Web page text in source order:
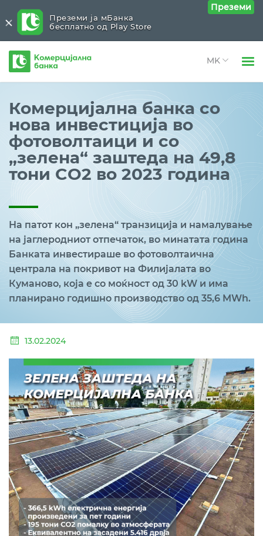
Open
Open
Правни лица
За нас
Open
Блог
Комерцијална
банка
Комерцијална банка со
нова инвестиција во
фотоволтаици и со
„зелена“ заштеда на 49,8
тони CO2 во 2023 година
На патот кон „зелена“ транзиција и намалување
на јаглеродниот отпечаток, во минатата година
Банката инвестираше во фотоволтаична
централа на покривот на Филијалата во
Куманово, која е со моќност од 30 kW и има
планирано годишно производство од 35,6 MWh.
13.02.2024
Преземи ја мБанка
бесплатно од Play Store
Преземи